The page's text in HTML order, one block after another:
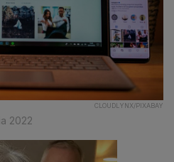
CLOUDLYNX/PIXABAY
2022